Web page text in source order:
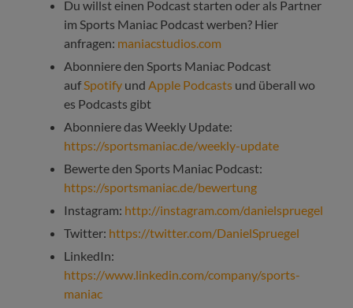
Du willst einen Podcast starten oder als Partner
im Sports Maniac Podcast werben? Hier
anfragen: maniacstudios.com
Abonniere den Sports Maniac Podcast
aufSpotify undApple Podcasts und überall wo
es Podcasts gibt
Abonniere das Weekly Update:
https://sportsmaniac.de/weekly-update
Bewerte den Sports Maniac Podcast:
https://sportsmaniac.de/bewertung
Instagram: http://instagram.com/danielspruegel
Twitter: https://twitter.com/DanielSpruegel
LinkedIn:
https://www.linkedin.com/company/sports-
maniac